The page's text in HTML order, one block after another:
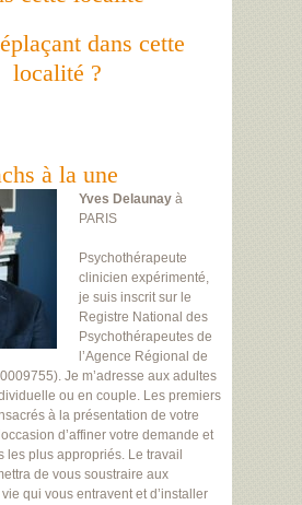
dans cette
localité ?
à la une
Yves Delaunay à
PARIS
Psychothérapeute
clinicien expérimenté,
je suis inscrit sur le
Registre National des
Psychothérapeutes de
l’Agence Régional de
Je m’adresse aux adultes
ou en couple. Les premiers
à la présentation de votre
d’affiner votre demande et
les plus appropriés. Le travail
de vous soustraire aux
qui vous entravent et d’installer